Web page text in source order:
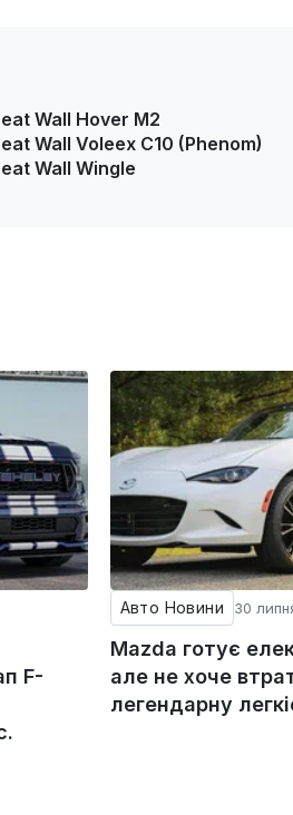
Wall Hover M2
Wall Voleex C10 (Phenom)
Wall Wingle
F-
Авто Новини 30
Mazda готує
але не хоче
легендарну